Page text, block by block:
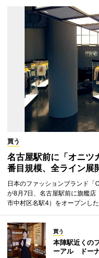
買う
名古屋駅前に「オニ
番目規模、全ライン展
日本のファッションブランド「
が8月7日、名古屋駅前に旗艦
市中村区名駅4）をオープンした
買う
本陣駅近くの
ーアル ドー